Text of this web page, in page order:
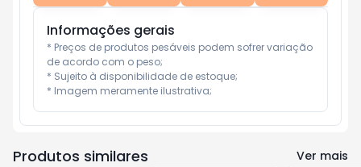
Informações gerais
* Preços de produtos pesáveis podem sofrer variação
de acordo com o peso;
* Sujeito à disponibilidade de estoque;
* Imagem meramente ilustrativa;
Produtos similares Ver mais